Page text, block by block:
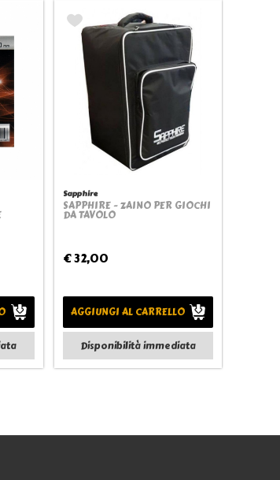
Quickview
Sapphire
SAPPHIRE - ZAINO PER GIOCHI
DA TAVOLO
€ 32,00
AGGIUNGI AL CARRELLO
Disponibilità immediata